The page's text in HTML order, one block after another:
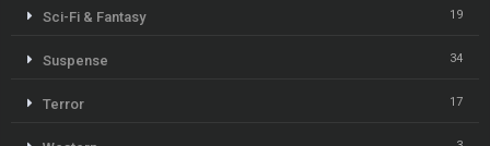
Sci-Fi & Fantasy 19
Suspense 34
Terror 17